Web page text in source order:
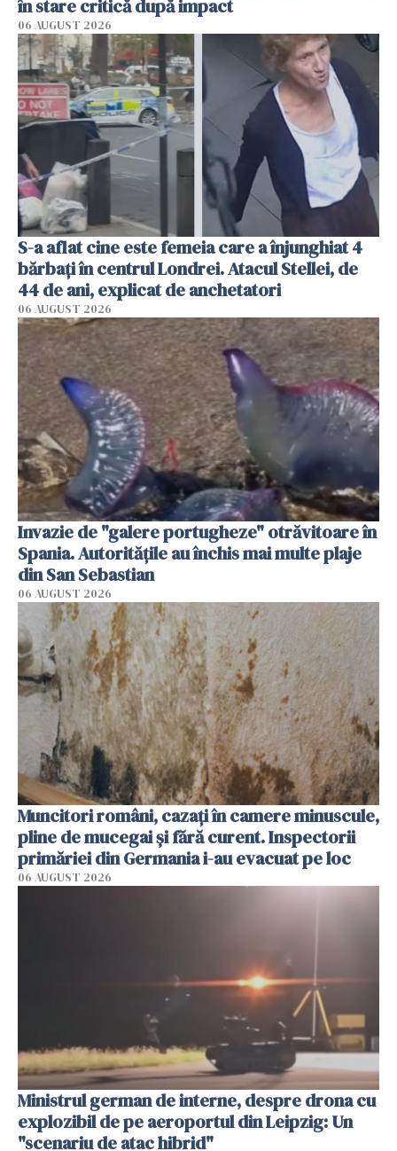
în stare critică după impact
06 AUGUST 2026
S-a aflat cine este femeia care a înjunghiat 4
bărbați în centrul Londrei. Atacul Stellei, de
44 de ani, explicat de anchetatori
06 AUGUST 2026
Invazie de "galere portugheze" otrăvitoare în
Spania. Autoritățile au închis mai multe plaje
din San Sebastian
06 AUGUST 2026
Muncitori români, cazați în camere minuscule,
pline de mucegai și fără curent. Inspectorii
primăriei din Germania i-au evacuat pe loc
06 AUGUST 2026
Ministrul german de interne, despre drona cu
explozibil de pe aeroportul din Leipzig: Un
"scenariu de atac hibrid"